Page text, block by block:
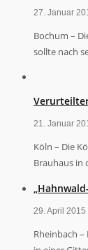
27. Januar
Bochum –
sollte nach
21. Januar
Köln – Die
Brauhaus in
29. April 2015
Rheinbach